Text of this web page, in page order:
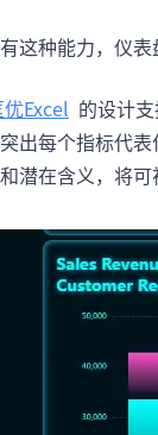
这种能力，仪表
优Excel 的设计
出每个指标代
潜在含义，将